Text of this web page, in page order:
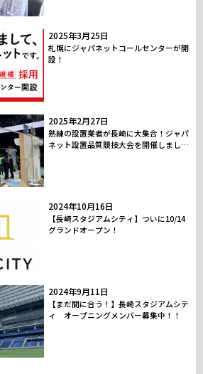
2025年3月25日
札幌にジャパネットコールセンターが開
設！
2025年2月27日
熟練の設置業者が長崎に大集合！ジャパ
ネット設置品質競技大会を開催しまし
2024年10月16日
【長崎スタジアムシティ】ついに10/14
グランドオープン！
2024年9月11日
【まだ間に合う！】長崎スタジアムシテ
ィ オープニングメンバー募集中！！